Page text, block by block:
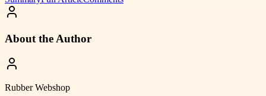
About the Author
Rubber Webshop